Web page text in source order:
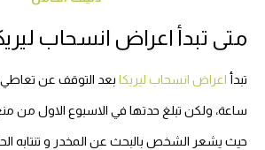
متى تبدأ اعراض انسحاب
تبدأ اعراض انسحاب ليريكا
ساعة، ولكن تبلغ حدتها في الاسبوع الاول من
حيث يشعر الشخص بالبحث عن المخدر و تنتابه